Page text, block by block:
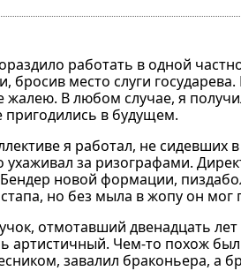
работать в одной
бросив место слуги
жалею. В любом случае, я
в будущем.
я работал, не сидевших
ухаживал за ризографами.
новой формации,
но без мыла в жопу он мог
отмотавший двенадцать
артистичный. Чем-то похож
завалил браконьера, а